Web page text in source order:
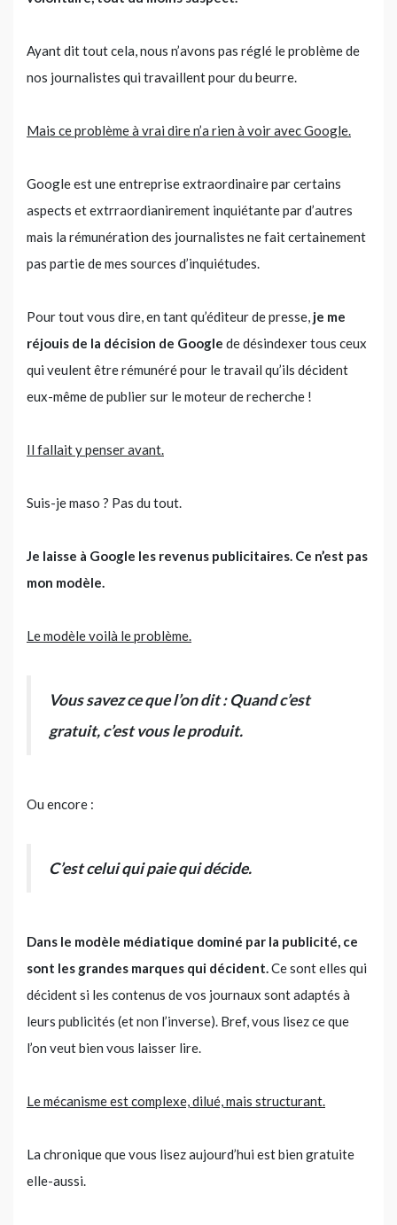
Ayant dit tout cela, nous n’avons pas réglé le problème de
nos journalistes qui travaillent pour du beurre.
Mais ce problème à vrai dire n’a rien à voir avec Google.
Google est une entreprise extraordinaire par certains
aspects et extrraordianirement inquiétante par d’autres
mais la rémunération des journalistes ne fait certainement
pas partie de mes sources d’inquiétudes.
Pour tout vous dire, en tant qu’éditeur de presse, je me
réjouis de la décision de Google de désindexer tous ceux
qui veulent être rémunéré pour le travail qu’ils décident
eux-même de publier sur le moteur de recherche !
Il fallait y penser avant.
Suis-je maso ? Pas du tout.
Je laisse à Google les revenus publicitaires. Ce n’est pas
mon modèle.
Le modèle voilà le problème.
Vous savez ce que l’on dit : Quand c’est
gratuit, c’est vous le produit.
Ou encore :
C’est celui qui paie qui décide.
Dans le modèle médiatique dominé par la publicité, ce
sont les grandes marques qui décident.Ce sont elles qui
décident si les contenus de vos journaux sont adaptés à
leurs publicités (et non l’inverse). Bref, vous lisez ce que
l’on veut bien vous laisser lire.
Le mécanisme est complexe, dilué, mais structurant.
La chronique que vous lisez aujourd’hui est bien gratuite
elle-aussi.